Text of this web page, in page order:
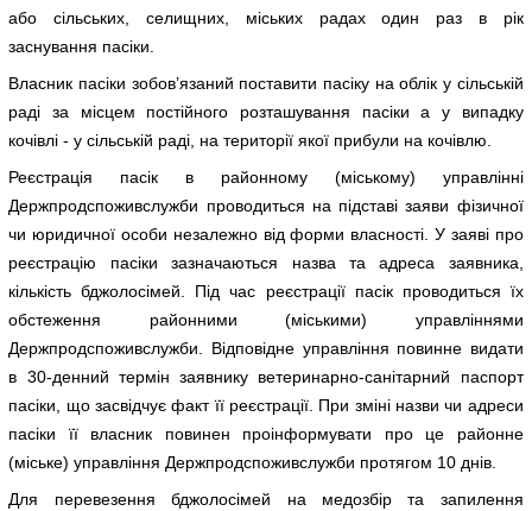
або сільських, селищних, міських радах один раз в рік
заснування пасіки.
Власник пасіки зобов’язаний поставити пасіку на облік у сільській
раді за місцем постійного розташування пасіки а у випадку
кочівлі - у сільській раді, на території якої прибули на кочівлю.
Реєстрація пасік в районному (міському) управлінні
Держпродспоживслужби проводиться на підставі заяви фізичної
чи юридичної особи незалежно від форми власності. У заяві про
реєстрацію пасіки зазначаються назва та адреса заявника,
кількість бджолосімей. Під час реєстрації пасік проводиться їх
обстеження районними (міськими) управліннями
Держпродспоживслужби. Відповідне управління повинне видати
в 30-денний термін заявнику ветеринарно-санітарний паспорт
пасіки, що засвідчує факт її реєстрації. При зміні назви чи адреси
пасіки її власник повинен проінформувати про це районне
(міське) управління Держпродспоживслужби протягом 10 днів.
Для перевезення бджолосімей на медозбір та запилення